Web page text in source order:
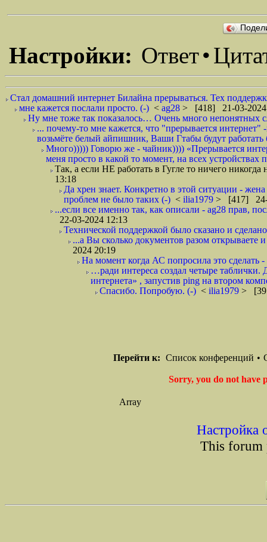
Настройки: Ответ•
Стал домашний интернет Билайна прерываться. Тех
мне кажется послали просто. (-) < ag28 > [418] 21-03-2024
Ну мне тоже так показалось… Очень много непонятных
... почему-то мне кажется, что "прерывается
возьмёте белый айпишник, Ваши Гтабы будут работать
Много))))) Говорю же - чайник)))) «Прерывается
меня просто в какой то момент, на всех устройствах
Так, а если НЕ работать в Гугле то ничего
13:18
Да хрен знает. Конкретно в этой ситуации -
проблем не было таких (-) < ilia1979 > [417] 24-
...если все именно так, как описали - ag28 прав,
22-03-2024 12:13
Технической поддержкой было сказано и
...а Вы сколько документов разом открываете
2024 20:19
На момент когда АС попросила это сделать
…ради интереса создал четыре
интернета» , запустив ping на втором
Спасибо. Попробую. (-) < ilia1979 >
Перейти к: Список конференций •
Sorry, you do not have
Array
Настройка
This